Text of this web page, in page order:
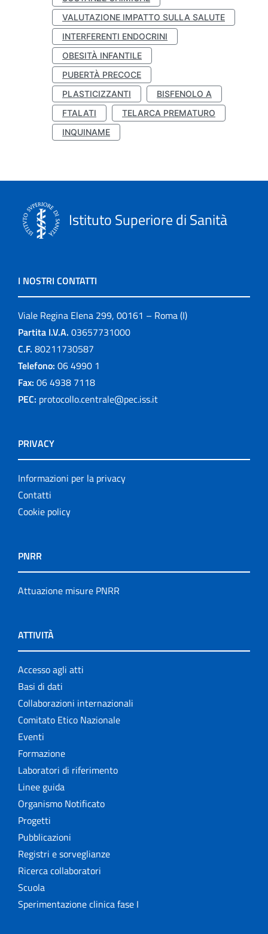
VALUTAZIONE IMPATTO SULLA SALUTE
INTERFERENTI ENDOCRINI
OBESITÀ INFANTILE
PUBERTÀ PRECOCE
PLASTICIZZANTI
BISFENOLO A
FTALATI
TELARCA PREMATURO
INQUINAME
Istituto Superiore di Sanità
I NOSTRI CONTATTI
Viale Regina Elena 299, 00161 – Roma (I)
Partita I.V.A. 03657731000
C.F. 80211730587
Telefono: 06 4990 1
Fax: 06 4938 7118
PEC: protocollo.centrale@pec.iss.it
PRIVACY
Informazioni per la privacy
Contatti
Cookie policy
PNRR
Attuazione misure PNRR
ATTIVITÀ
Accesso agli atti
Basi di dati
Collaborazioni internazionali
Comitato Etico Nazionale
Eventi
Formazione
Laboratori di riferimento
Linee guida
Organismo Notificato
Progetti
Pubblicazioni
Registri e sorveglianze
Ricerca collaboratori
Scuola
Sperimentazione clinica fase I